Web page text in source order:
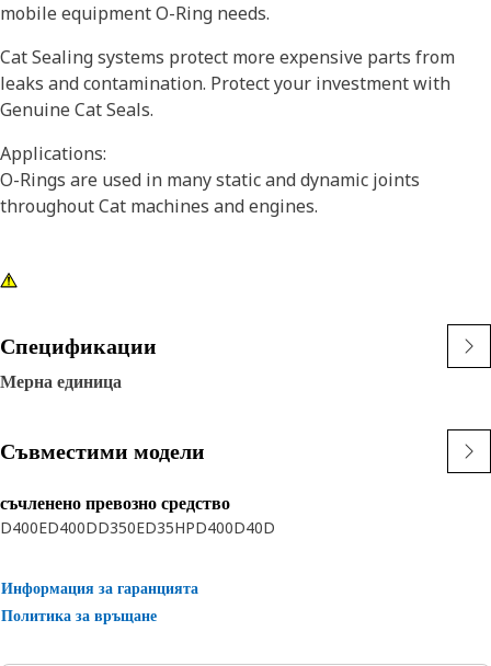
mobile equipment O-Ring needs.
Cat Sealing systems protect more expensive parts from
leaks and contamination. Protect your investment with
Genuine Cat Seals.
Applications:
O-Rings are used in many static and dynamic joints
throughout Cat machines and engines.
Спецификации
Мерна единица
Съвместими модели
съчленено превозно средство
D400ED400DD350ED35HPD400D40D
Информация за гаранцията
Политика за връщане